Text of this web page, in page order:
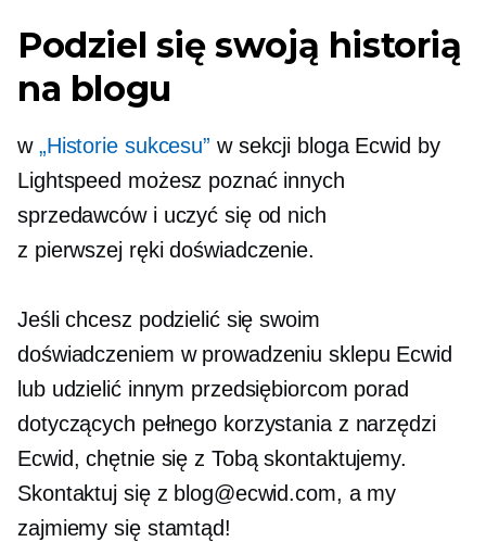
Podziel się swoją historią
na blogu
w „Historie sukcesu” w sekcji bloga Ecwid by
Lightspeed możesz poznać innych
sprzedawców i uczyć się od nich
z pierwszej rękidoświadczenie.
Jeśli chcesz podzielić się swoim
doświadczeniem w prowadzeniu sklepu Ecwid
lub udzielić innym przedsiębiorcom porad
dotyczących pełnego korzystania z narzędzi
Ecwid, chętnie się z Tobą skontaktujemy.
Skontaktuj się z blog@ecwid.com, a my
zajmiemy się stamtąd!